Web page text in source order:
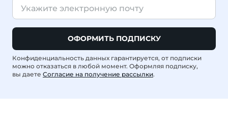
ОФОРМИТЬ ПОДПИСКУ
Конфиденциальность данных гарантируется, от подписки
можно отказаться в любой момент. Оформляя подписку,
вы даете Согласие на получение рассылки.